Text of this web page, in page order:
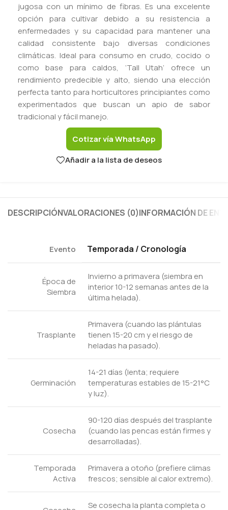
jugosa con un mínimo de fibras. Es una excelente
opción para cultivar debido a su resistencia a
enfermedades y su capacidad para mantener una
calidad consistente bajo diversas condiciones
climáticas. Ideal para consumo en crudo, cocido o
como base para caldos, ‘Tall Utah’ ofrece un
rendimiento predecible y alto, siendo una elección
perfecta tanto para horticultores principiantes como
experimentados que buscan un apio de sabor
tradicional y fácil manejo.
Cotizar vía WhatsApp
Añadir a la lista de deseos
DESCRIPCIÓNVALORACIONES (0)INFORMACIÓN DE
Evento Temporada / Cronología
Época de
Siembra
Invierno a primavera (siembra en
interior 10-12 semanas antes de la
última helada).
Trasplante
Primavera (cuando las plántulas
tienen 15-20 cm y el riesgo de
heladas ha pasado).
Germinación
14-21 días (lenta; requiere
temperaturas estables de 15-21°C
y luz).
Cosecha
90-120 días después del trasplante
(cuando las pencas están firmes y
desarrolladas).
Temporada
Activa
Primavera a otoño (prefiere climas
frescos; sensible al calor extremo).
Se cosecha la planta completa o